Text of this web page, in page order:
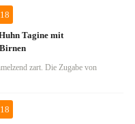
Tagine mit
zart. Die Zugabe von